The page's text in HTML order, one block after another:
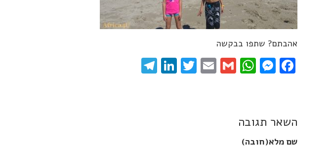
אהבתם? שתפו בבקשה
Facebook
Messenger
WhatsApp
Gmail
Email
Twitter
LinkedIn
השאר תגובה
שם מלא(חובה)